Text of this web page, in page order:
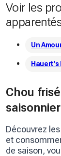
Voir les
Un
Hauert's
Chou
Découvrez
et
de saison,